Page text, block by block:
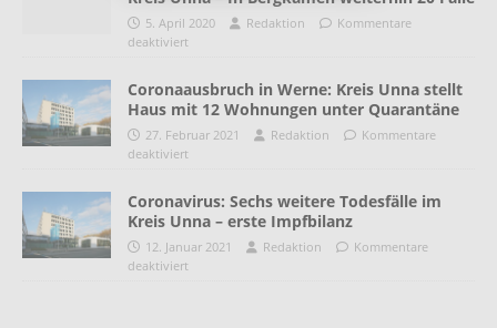
5. April 2020 Redaktion
Kommentare
deaktiviert
Coronaausbruch in Werne: Kreis Unna stellt
Haus mit 12 Wohnungen unter Quarantäne
27. Februar 2021 Redaktion
Kommentare
deaktiviert
Coronavirus: Sechs weitere Todesfälle im
Kreis Unna – erste Impfbilanz
12. Januar 2021 Redaktion
Kommentare
deaktiviert